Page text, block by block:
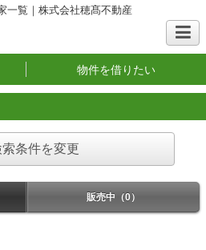
一覧｜株式会社穂髙不動産
物件を借りたい
索条件を変更
販売中（0）